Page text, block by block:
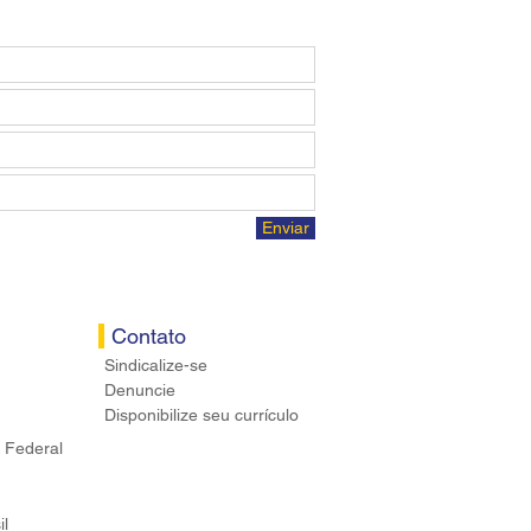
Enviar
Federal
Contato
Sindicalize-se
Denuncie
Disponibilize seu currículo